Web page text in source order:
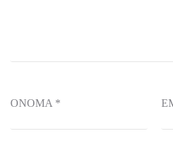
ΌΝΟΜΑ *